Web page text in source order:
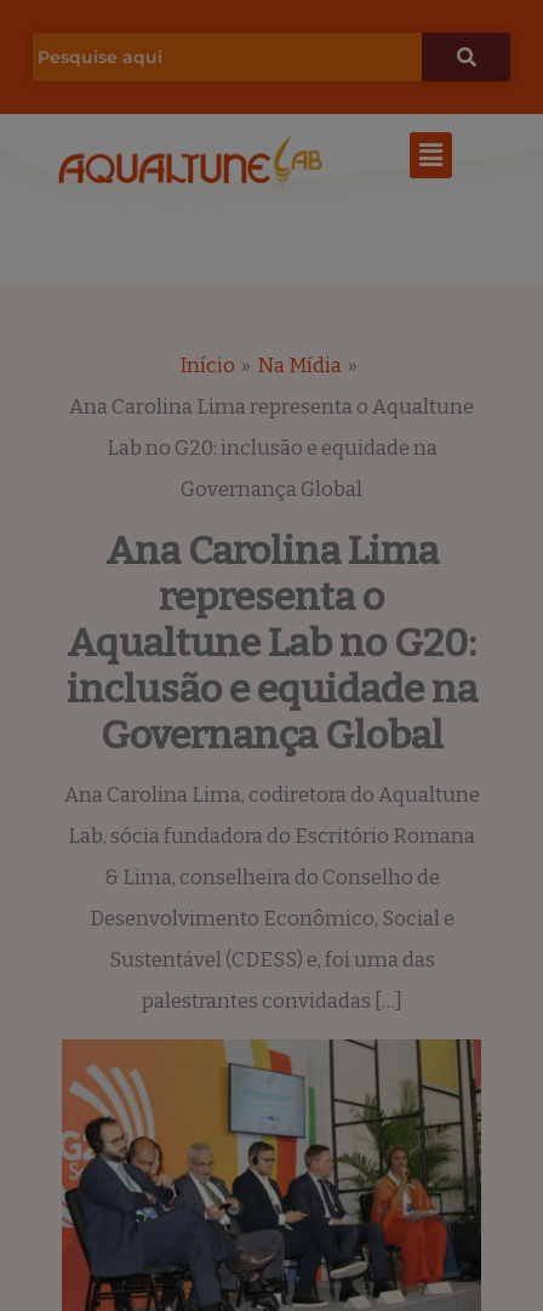
para
Menu
Início
Na Mídia
Ana Carolina Lima representa o Aqualtune
Lab no G20: inclusão e equidade na
Governança Global
Ana Carolina Lima
representa o
Aqualtune Lab no G20:
inclusão e equidade na
Governança Global
Ana Carolina Lima, codiretora do Aqualtune
Lab, sócia fundadora do Escritório Romana
& Lima, conselheira do Conselho de
Desenvolvimento Econômico, Social e
Sustentável (CDESS) e, foi uma das
palestrantes convidadas […]